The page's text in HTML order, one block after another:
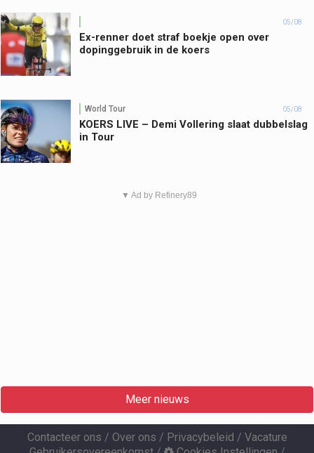
05/08
Ex-renner doet straf boekje open over
dopinggebruik in de koers
World Tour 05/08
KOERS LIVE – Demi Vollering slaat dubbelslag
in Tour
▼ Ad by Refinery89
Meer nieuws
Contacteer ons / Over ons / Privacybeleid / Vacature